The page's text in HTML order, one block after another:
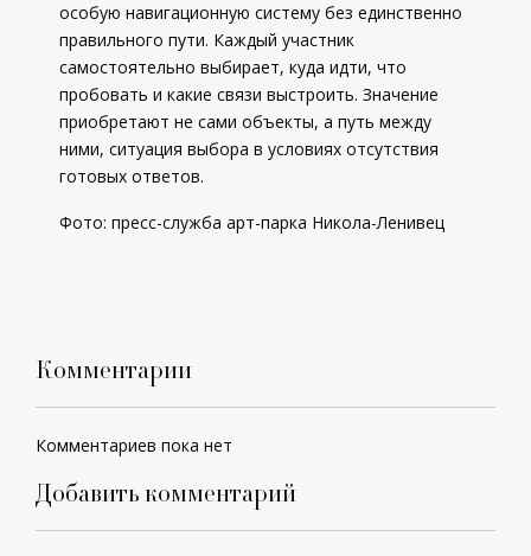
особую навигационную систему без единственно
правильного пути. Каждый участник
самостоятельно выбирает, куда идти, что
пробовать и какие связи выстроить. Значение
приобретают не сами объекты, а путь между
ними, ситуация выбора в условиях отсутствия
готовых ответов.
Фото: пресс-служба арт-парка Никола-Ленивец
Комментарии
Комментариев пока нет
Добавить комментарий